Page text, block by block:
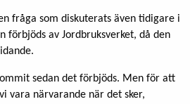
fråga som diskuterats även tidigare i
förbjöds av Jordbruksverket, då den
sedan det förbjöds. Men för att
vara närvarande när det sker,